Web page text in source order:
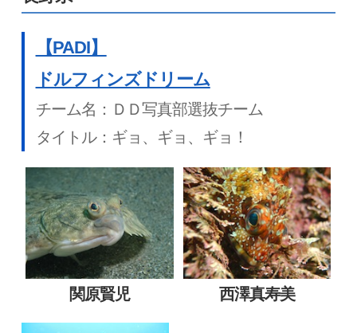
【PADI】
ドルフィンズドリーム
チーム名：ＤＤ写真部選抜チーム
タイトル：ギョ、ギョ、ギョ！
関原賢児 ⻄澤真寿美